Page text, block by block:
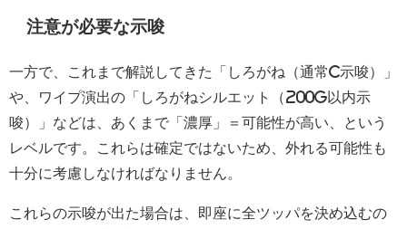
注意が必要な示唆
一方で、これまで解説してきた「しろがね（通常C示唆）」
や、ワイプ演出の「しろがねシルエット（200G以内示
唆）」などは、あくまで「濃厚」＝可能性が高い、という
レベルです。これらは確定ではないため、外れる可能性も
十分に考慮しなければなりません。
これらの示唆が出た場合は、即座に全ツッパを決め込むの